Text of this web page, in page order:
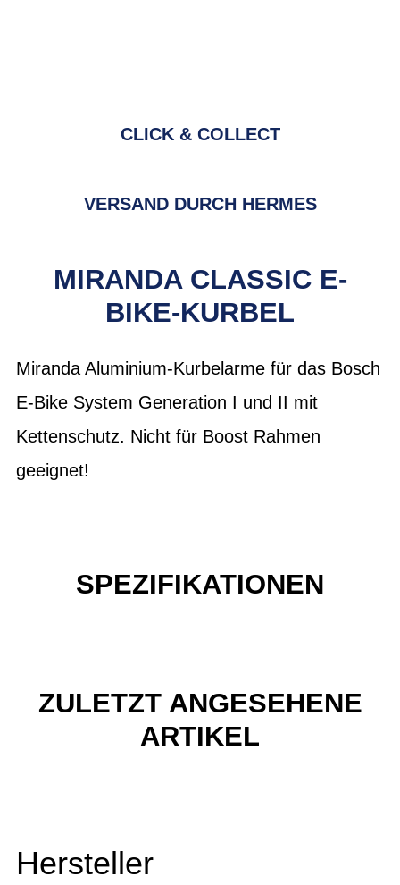
CLICK & COLLECT
VERSAND DURCH HERMES
MIRANDA CLASSIC E-
BIKE-KURBEL
Miranda Aluminium-Kurbelarme für das Bosch
E-Bike System Generation I und II mit
Kettenschutz. Nicht für Boost Rahmen
geeignet!
SPEZIFIKATIONEN
ZULETZT ANGESEHENE
ARTIKEL
Hersteller